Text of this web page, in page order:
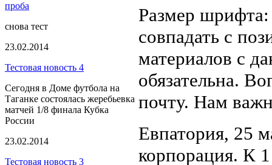
проба
снова тест
23.02.2014
Тестовая новость 4
Сегодня в Доме футбола на
Таганке состоялась жеребьевка
матчей 1/8 финала Кубка
России
23.02.2014
Тестовая новость 3
Размер
совпадать с
материалов с
обязательна.
почту. Нам
Евпатория, 25
корпорация. К